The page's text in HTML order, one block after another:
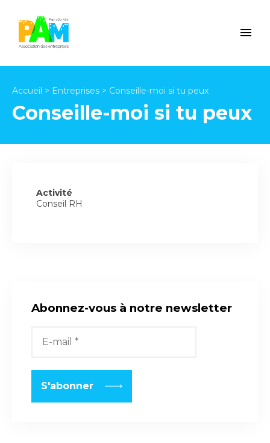
Accueil > Entreprises > Conseille-moi si tu peux
Conseille-moi si tu peux
Activité
Conseil RH
Abonnez-vous à notre newsletter